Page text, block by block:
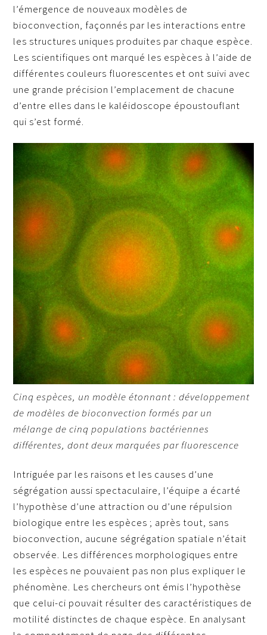
l’émergence de nouveaux modèles de
bioconvection, façonnés par les interactions entre
les structures uniques produites par chaque espèce.
Les scientifiques ont marqué les espèces à l’aide de
différentes couleurs fluorescentes et ont suivi avec
une grande précision l’emplacement de chacune
d’entre elles dans le kaléidoscope époustouflant
qui s’est formé.
Cinq espèces, un modèle étonnant : développement
de modèles de bioconvection formés par un
mélange de cinq populations bactériennes
différentes, dont deux marquées par fluorescence
Intriguée par les raisons et les causes d’une
ségrégation aussi spectaculaire, l’équipe a écarté
l’hypothèse d’une attraction ou d’une répulsion
biologique entre les espèces ; après tout, sans
bioconvection, aucune ségrégation spatiale n’était
observée. Les différences morphologiques entre
les espèces ne pouvaient pas non plus expliquer le
phénomène. Les chercheurs ont émis l’hypothèse
que celui-ci pouvait résulter des caractéristiques de
motilité distinctes de chaque espèce. En analysant